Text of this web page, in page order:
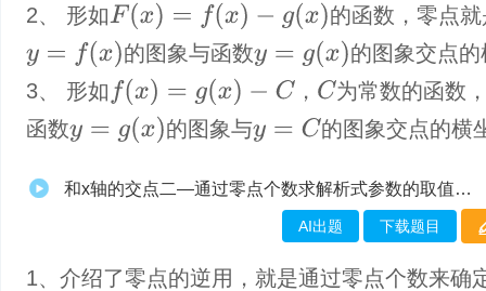
2、 形如 F(x) =f(x −g( ) 的函数，零点
y= (x) 的图象与函数y= g(x)
的图象交点
3、 形如 (x)=g(x −C ， C 为常数的函数
函数y= g(x) 的图象与y= C 的图象交点的横
和x轴的交点二—通过零点个数求解析式参数的取值范围
AI出题 下载题目
1、介绍了零点的逆用，就是通过零点个数来确